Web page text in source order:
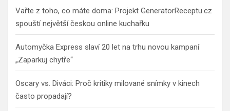
Vařte z toho, co máte doma: Projekt GeneratorReceptu.cz
spouští největší českou online kuchařku
Automyčka Express slaví 20 let na trhu novou kampaní
„Zaparkuj chytře“
Oscary vs. Diváci: Proč kritiky milované snímky v kinech
často propadají?